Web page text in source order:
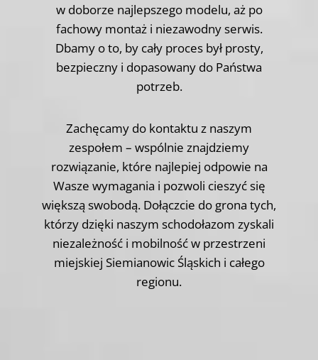
w doborze najlepszego modelu, aż po
fachowy montaż i niezawodny serwis.
Dbamy o to, by cały proces był prosty,
bezpieczny i dopasowany do Państwa
potrzeb.
Zachęcamy do kontaktu z naszym
zespołem – wspólnie znajdziemy
rozwiązanie, które najlepiej odpowie na
Wasze wymagania i pozwoli cieszyć się
większą swobodą. Dołączcie do grona tych,
którzy dzięki naszym schodołazom zyskali
niezależność i mobilność w przestrzeni
miejskiej Siemianowic Śląskich i całego
regionu.